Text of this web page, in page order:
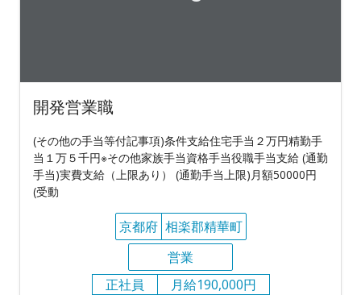
開発営業職
(その他の手当等付記事項)条件支給住宅手当２万円精勤手
当１万５千円※その他家族手当資格手当役職手当支給 (通勤
手当)実費支給（上限あり） (通勤手当上限)月額50000円
(受動
京都府 相楽郡精華町
営業
正社員
月給190,000円